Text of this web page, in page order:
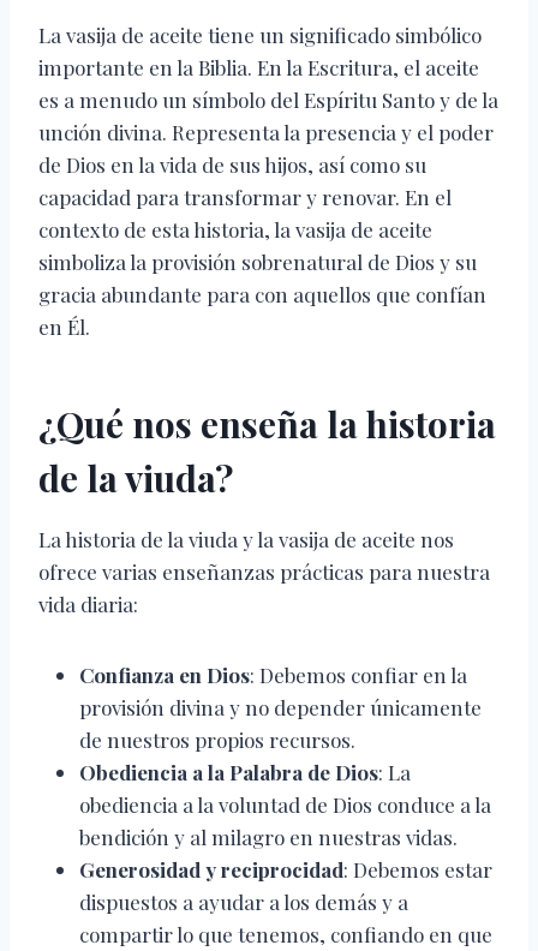
La vasija de aceite tiene un significado simbólico
importante en la Biblia. En la Escritura, el aceite
es a menudo un símbolo del Espíritu Santo y de la
unción divina. Representa la presencia y el poder
de Dios en la vida de sus hijos, así como su
capacidad para transformar y renovar. En el
contexto de esta historia, la vasija de aceite
simboliza la provisión sobrenatural de Dios y su
gracia abundante para con aquellos que confían
en Él.
¿Qué nos enseña la historia
de la viuda?
La historia de la viuda y la vasija de aceite nos
ofrece varias enseñanzas prácticas para nuestra
vida diaria:
Confianza en Dios: Debemos confiar en la
provisión divina y no depender únicamente
de nuestros propios recursos.
Obediencia a la Palabra de Dios: La
obediencia a la voluntad de Dios conduce a la
bendición y al milagro en nuestras vidas.
Generosidad y reciprocidad: Debemos estar
dispuestos a ayudar a los demás y a
compartir lo que tenemos, confiando en que